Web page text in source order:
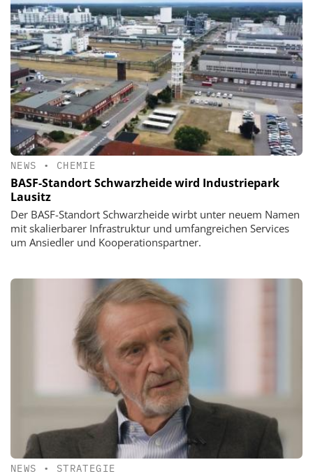
NEWS • CHEMIE
BASF-Standort Schwarzheide wird Industriepark
Lausitz
Der BASF-Standort Schwarzheide wirbt unter neuem Namen
mit skalierbarer Infrastruktur und umfangreichen Services
um Ansiedler und Kooperationspartner.
NEWS • STRATEGIE